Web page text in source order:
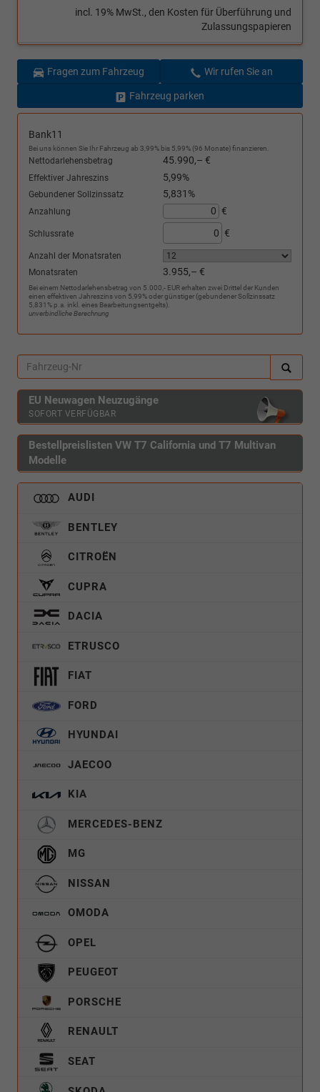
incl. 19% MwSt., den Kosten für Überführung und
Zulassungspapieren
Fragen zum Fahrzeug Wir rufen Sie an
Fahrzeug parken
Bank11
Bei uns können Sie Ihr Fahrzeug ab 3,99% bis 5,99% (96 Monate) finanzieren.
Nettodarlehensbetrag 45.990,– €
Effektiver Jahreszins 5,99%
Gebundener Sollzinssatz 5,831%
Anzahlung €
Schlussrate €
Anzahl der Monatsraten
Monatsraten
3.955,– €
Bei einem Nettodarlehensbetrag von 5.000,- EUR erhalten zwei Drittel der Kunden
einen effektiven Jahreszins von 5,99% oder günstiger (gebundener Sollzinssatz
5,831% p.a. inkl. eines Bearbeitungsentgelts).
unverbindliche Berechnung
EU Neuwagen Neuzugänge
SOFORT VERFÜGBAR
Bestellpreislisten VW T7 California und T7 Multivan
Modelle
AUDI
BENTLEY
CITROËN
CUPRA
DACIA
ETRUSCO
FIAT
FORD
HYUNDAI
JAECOO
KIA
MERCEDES-BENZ
MG
NISSAN
OMODA
OPEL
PEUGEOT
PORSCHE
RENAULT
SEAT